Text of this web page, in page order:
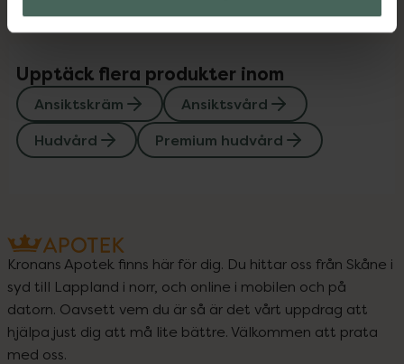
Upptäck flera produkter inom
Ansiktskräm
Ansiktsvård
Hudvård
Premium hudvård
Kronans Apotek finns här för dig. Du hittar oss från Skåne i
syd till Lappland i norr, och online i mobilen och på
datorn. Oavsett vem du är så är det vårt uppdrag att
hjälpa just dig att må lite bättre. Välkommen att prata
med oss.